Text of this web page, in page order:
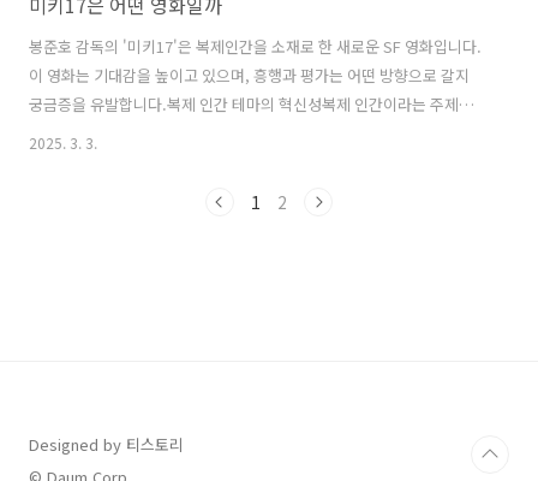
봉준호 감독의 '미키17'은 복제인간을 소재로 한 새로운 SF 영화입니다.
이 영화는 기대감을 높이고 있으며, 흥행과 평가는 어떤 방향으로 갈지
궁금증을 유발합니다.복제 인간 테마의 혁신성복제 인간이라는 주제는
인류의 정체성과 존재의 의미에 대한 깊은 질문을 제기하며, 현대 SF 장
이를 새로운 시각으로 해석하며, 복제 인간이 직면한 다양한 갈등과 감정
2025. 3. 3.
1 2
Designed by 티스토리